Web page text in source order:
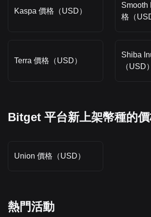
Kaspa 價格（USD）
Smooth
格（
Terra 價格（USD）
Shiba
（USD）
Bitget 平台新上架幣種的
Union 價格（USD）
熱門活動